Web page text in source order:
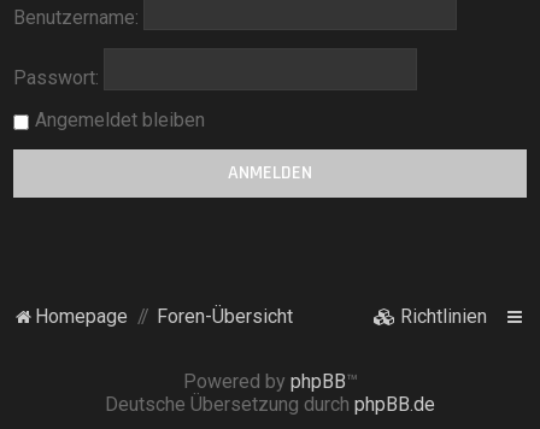
Benutzername:
Passwort:
Angemeldet bleiben
Homepage Foren-Übersicht Richtlinien
Powered by phpBB™
Deutsche Übersetzung durch phpBB.de